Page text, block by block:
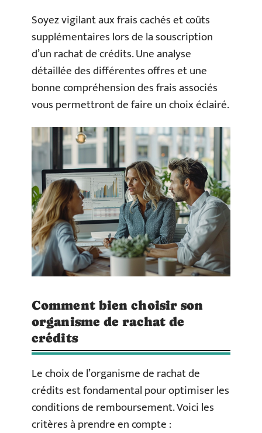
Soyez vigilant aux frais cachés et coûts
supplémentaires lors de la souscription
d’un rachat de crédits. Une analyse
détaillée des différentes offres et une
bonne compréhension des frais associés
vous permettront de faire un choix éclairé.
Comment bien choisir son
organisme de rachat de
crédits
Le choix de l’organisme de rachat de
crédits est fondamental pour optimiser les
conditions de remboursement. Voici les
critères à prendre en compte :